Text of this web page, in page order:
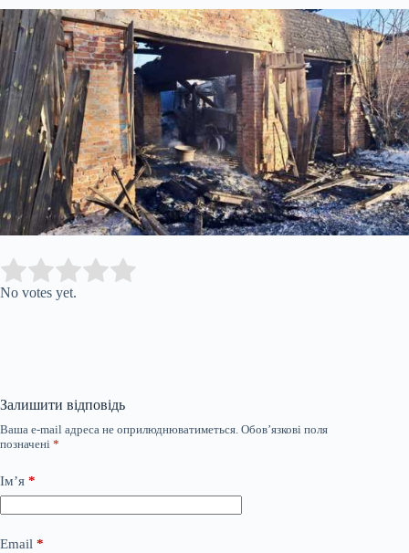
Rate this item:
No votes yet.
Залишити відповідь
Ваша e-mail адреса не оприлюднюватиметься. Обов’язкові поля
позначені *
Ім’я *
Email *